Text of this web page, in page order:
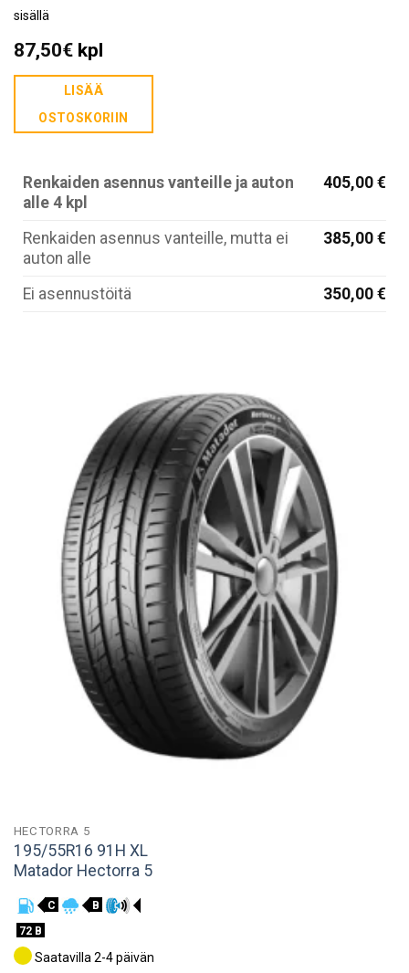
sisällä
87,50€kpl
LISÄÄ
OSTOSKORIIN
Renkaiden asennus vanteille ja auton
alle 4 kpl
405,00 €
Renkaiden asennus vanteille, mutta ei
auton alle
385,00 €
Ei asennustöitä 350,00 €
HECTORRA 5
195/55R16 91H XL
Matador Hectorra 5
C
B
72 B
Saatavilla 2-4 päivän